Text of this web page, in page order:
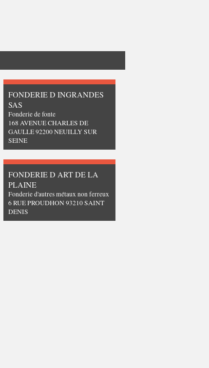
FONDERIE D INGRANDES
SAS
Fonderie de fonte
168 AVENUE CHARLES DE
GAULLE 92200 NEUILLY SUR
SEINE
FONDERIE D ART DE LA
PLAINE
Fonderie d'autres métaux non ferreux
6 RUE PROUDHON 93210 SAINT
DENIS